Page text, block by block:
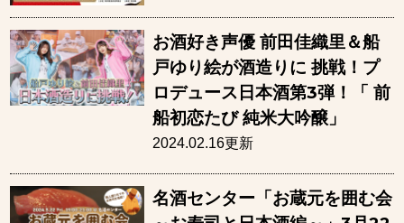
お酒好き声優 前田佳織里＆船
戸ゆり絵が酒造りに 挑戦！プ
ロデュース日本酒第3弾！「 前
船初恋たび 純米大吟醸」
2024.02.16更新
名酒センター「お蔵元を囲む会